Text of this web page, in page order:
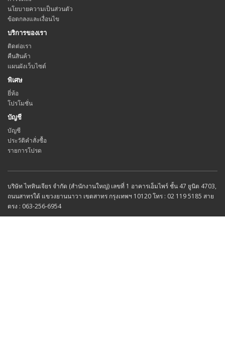
นโยบายความเป็นส่วนตัว
ข้อตกลงและเงื่อนไข
บริการของเรา
ติดต่อเรา
คืนสินค้า
แผนผังเว็บไซต์
พิเศษ
ยี่ห้อ
โปรโมชั่น
บัญชี
บัญชี
ประวัติคำสั่งซื้อ
รายการโปรด
บริษัท ไทหินเจียร จำกัด (สำนักงานใหญ่) เลขที่ 1 อาคารเอ็มไพร์ ชั้น 47 ยูนิต 4703,
ถนนสาทรใต้ แขวงยานนาวา เขตสาทร กรุงเทพฯ 10120 โทร : 02 119 5185 สาย
ตรง : 063-256-6954